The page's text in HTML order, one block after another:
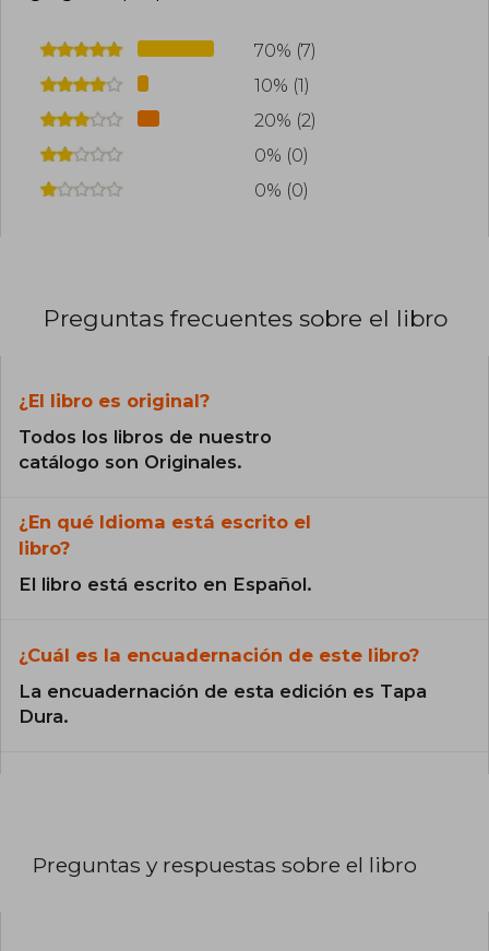
70% (7)
10% (1)
20% (2)
0% (0)
0% (0)
Preguntas frecuentes sobre el libro
¿El libro es original?
Todos los libros de nuestro
catálogo son Originales.
¿En qué Idioma está escrito el
libro?
El libro está escrito en Español.
¿Cuál es la encuadernación de este libro?
La encuadernación de esta edición es Tapa
Dura.
Preguntas y respuestas sobre el libro